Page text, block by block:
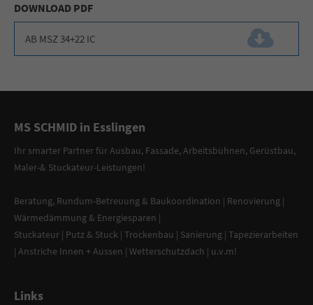
DOWNLOAD PDF
AB MSZ 34+22 IC
MS SCHMID in Esslingen
Ihr smarter PartnerfürAusbau, Fassade,Arbeitsbühnen, Gerüstbau,
Maler-& Stuckateur-Leistungen!
Beratung, Rundum-Betreuung & Baukoordination | Renovierung |
Wärmedämmung & Energiesparen |
Stuckateur | Putz & Stuck | Trockenbau | Sanierung | Tapezierarbeiten
| Anstriche Innen + Aussen | Wetterschutzdach | u.v.m!
Links